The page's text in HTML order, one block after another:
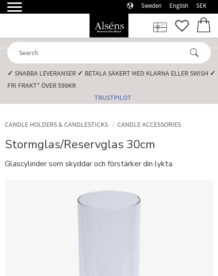
Sweden English SEK
✓ SNABBA LEVERANSER️ ✓ BETALA SÄKERT MED KLARNA ELLER SWISH️ ✓
FRI FRAKT* ÖVER 599KR️
TRUSTPILOT
CANDLE HOLDERS & CANDLESTICKS CANDLE ACCESSORIES
Stormglas/Reservglas 30cm
Glascylinder som skyddar och förstärker din lykta.